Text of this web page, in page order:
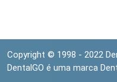
Copyright © 1998 - 2022
DentalGO é uma marca